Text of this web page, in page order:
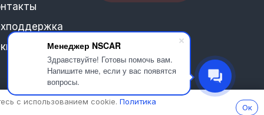
Менеджер NSCAR
Здравствуйте! Готовы помочь вам.
Напишите мне, если у вас появятся
вопросы.
Гражданского кодекса Российской Федерации и могут быть
с использованием cookie. Политика
Ок